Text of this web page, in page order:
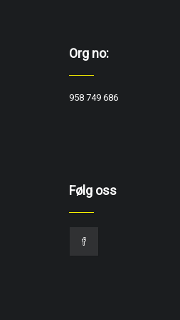
Org no:
958 749 686
Følg oss